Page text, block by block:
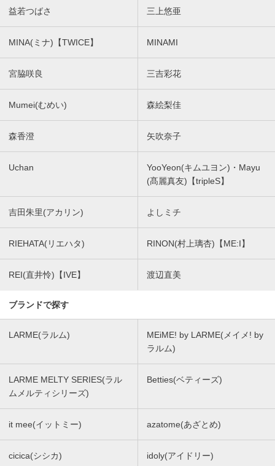
益若つばさ 三上悠亜
MINA(ミナ)【TWICE】 MINAMI
宮脇咲良 三吉彩花
Mumei(むめい) 森絵梨佳
森香澄 矢吹奈子
Uchan
YooYeon(キムユヨン)・Mayu
(髙麗真友)【tripleS】
吉田朱里(アカリン) よしミチ
RIEHATA(リエハタ) RINON(村上璃杏)【ME:I】
REI(直井怜)【IVE】 渡辺直美
ブランドで探す
LARME(ラルム)
MEiME! by LARME(メイメ! by
ラルム)
LARME MELTY SERIES(ラル
ムメルティシリーズ)
Betties(ベティーズ)
it mee(イットミー) azatome(あざとめ)
cicica(シシカ) idoly(アイドリー)